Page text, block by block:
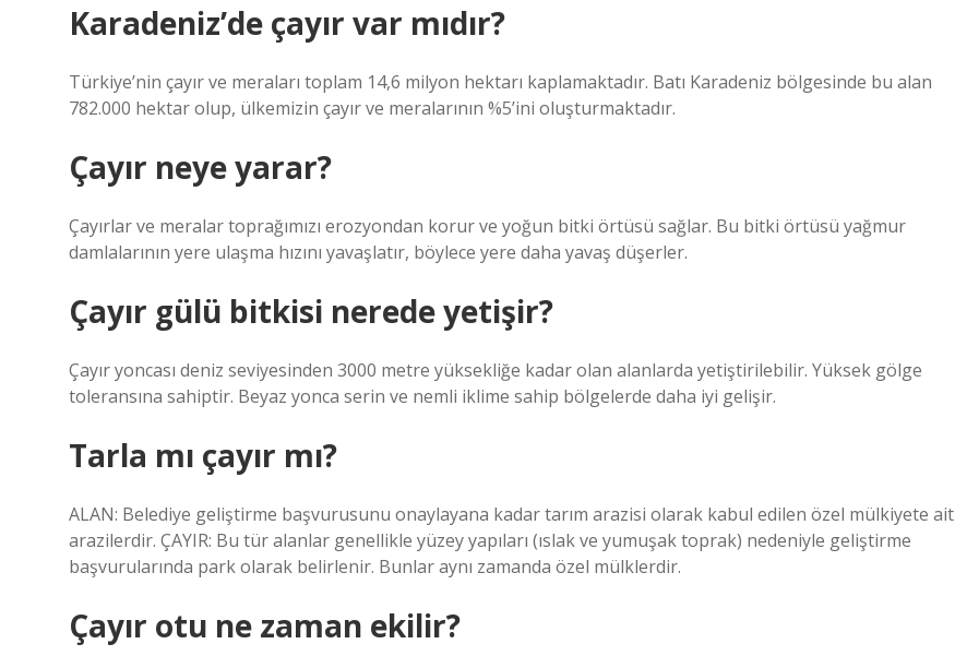
Karadeniz’de çayır var mıdır?
Türkiye’nin çayır ve meraları toplam 14,6 milyon hektarı kaplamaktadır. Batı Karadeniz bölgesinde bu alan
782.000 hektar olup, ülkemizin çayır ve meralarının %5’ini oluşturmaktadır.
Çayır neye yarar?
Çayırlar ve meralar toprağımızı erozyondan korur ve yoğun bitki örtüsü sağlar. Bu bitki örtüsü yağmur
damlalarının yere ulaşma hızını yavaşlatır, böylece yere daha yavaş düşerler.
Çayır gülü bitkisi nerede yetişir?
Çayır yoncası deniz seviyesinden 3000 metre yüksekliğe kadar olan alanlarda yetiştirilebilir. Yüksek gölge
toleransına sahiptir. Beyaz yonca serin ve nemli iklime sahip bölgelerde daha iyi gelişir.
Tarla mı çayır mı?
ALAN: Belediye geliştirme başvurusunu onaylayana kadar tarım arazisi olarak kabul edilen özel mülkiyete ait
arazilerdir. ÇAYIR: Bu tür alanlar genellikle yüzey yapıları (ıslak ve yumuşak toprak) nedeniyle geliştirme
başvurularında park olarak belirlenir. Bunlar aynı zamanda özel mülklerdir.
Çayır otu ne zaman ekilir?